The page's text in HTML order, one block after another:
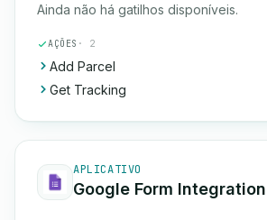
Ainda não há gatilhos disponíveis.
AÇÕES · 2
Add Parcel
Get Tracking
APLICATIVO
Google Form Integration